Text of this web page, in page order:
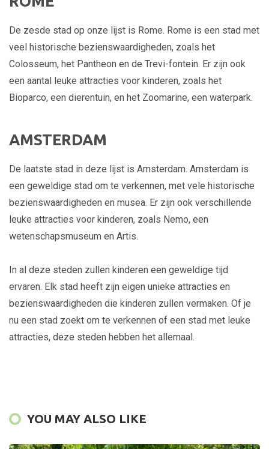
De zesde stad op onze lijst is Rome. Rome is een stad met
veel historische bezienswaardigheden, zoals het
Colosseum, het Pantheon en de Trevi-fontein. Er zijn ook
een aantal leuke attracties voor kinderen, zoals het
Bioparco, een dierentuin, en het Zoomarine, een waterpark.
AMSTERDAM
De laatste stad in deze lijst is Amsterdam. Amsterdam is
een geweldige stad om te verkennen, met vele historische
bezienswaardigheden en musea. Er zijn ook verschillende
leuke attracties voor kinderen, zoals Nemo, een
wetenschapsmuseum en Artis.
In al deze steden zullen kinderen een geweldige tijd
ervaren. Elk stad heeft zijn eigen unieke attracties en
bezienswaardigheden die kinderen zullen vermaken. Of je
nu een stad zoekt om te verkennen of een stad met leuke
attracties, deze steden hebben het allemaal.
YOU MAY ALSO LIKE